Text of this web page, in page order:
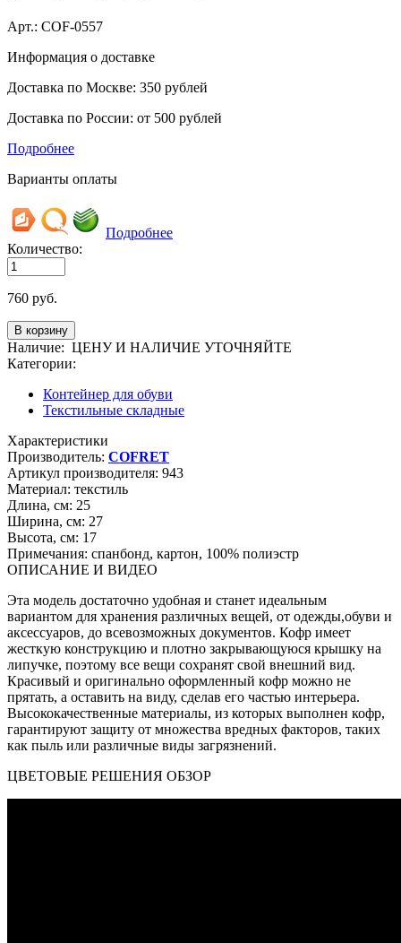
Арт.: COF-0557
Информация о доставке
Доставка по Москве: 350 рублей
Доставка по России: от 500 рублей
Подробнее
Варианты оплаты
Подробнее
Количество:
760 руб.
Наличие: ЦЕНУ И НАЛИЧИЕ УТОЧНЯЙТЕ
Категории:
Контейнер для обуви
Текстильные складные
Характеристики
Производитель: COFRET
Артикул производителя: 943
Материал: текстиль
Длина, см: 25
Ширина, см: 27
Высота, см: 17
Примечания: спанбонд, картон, 100% полиэстр
ОПИСАНИЕ И ВИДЕО
Эта модель достаточно удобная и станет идеальным
вариантом для хранения различных вещей, от одежды,обуви и
аксессуаров, до всевозможных документов. Кофр имеет
жесткую конструкцию и плотно закрывающуюся крышку на
липучке, поэтому все вещи сохранят свой внешний вид.
Красивый и оригинально оформленный кофр можно не
прятать, а оставить на виду, сделав его частью интерьера.
Высококачественные материалы, из которых выполнен кофр,
гарантируют защиту от множества вредных факторов, таких
как пыль или различные виды загрязнений.
ЦВЕТОВЫЕ РЕШЕНИЯ ОБЗОР